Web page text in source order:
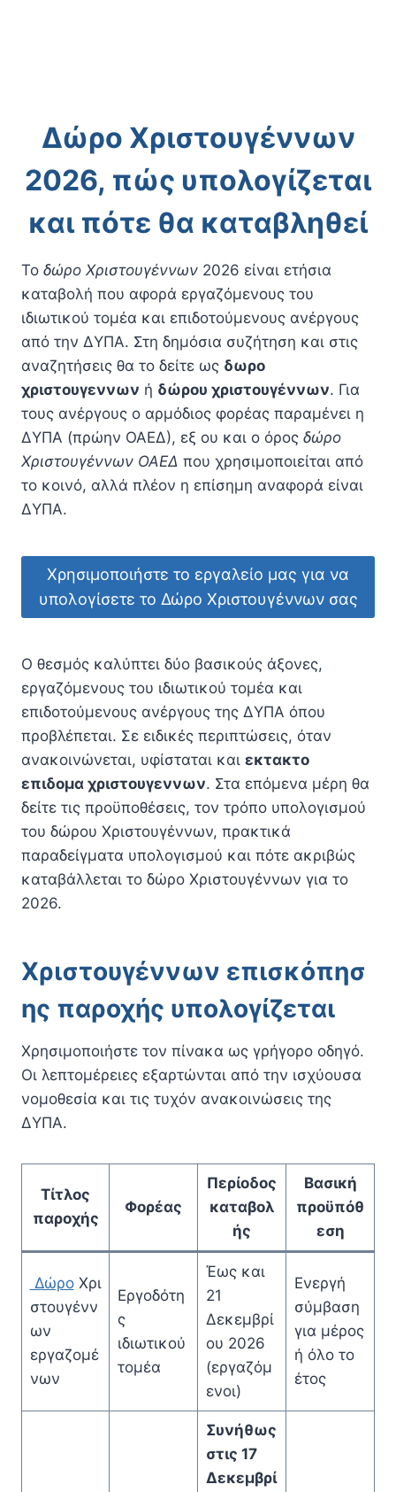
Δώρο Χριστουγέννων
2026, πώς υπολογίζεται
και πότε θα καταβληθεί
Το δώρο Χριστουγέννων 2026 είναι ετήσια
καταβολή που αφορά εργαζόμενους του
ιδιωτικού τομέα και επιδοτούμενους ανέργους
από την ΔΥΠΑ. Στη δημόσια συζήτηση και στις
αναζητήσεις θα το δείτε ως δωρο
χριστουγεννων ή δώρου χριστουγέννων. Για
τους ανέργους ο αρμόδιος φορέας παραμένει η
ΔΥΠΑ (πρώην ΟΑΕΔ), εξ ου και ο όρος δώρο
Χριστουγέννων ΟΑΕΔ που χρησιμοποιείται από
το κοινό, αλλά πλέον η επίσημη αναφορά είναι
ΔΥΠΑ.
Χρησιμοποιήστε το εργαλείο μας για να
υπολογίσετε το Δώρο Χριστουγέννων σας
Ο θεσμός καλύπτει δύο βασικούς άξονες,
εργαζόμενους του ιδιωτικού τομέα και
επιδοτούμενους ανέργους της ΔΥΠΑ όπου
προβλέπεται. Σε ειδικές περιπτώσεις, όταν
ανακοινώνεται, υφίσταται και εκτακτο
επιδομα χριστουγεννων. Στα επόμενα μέρη θα
δείτε τις προϋποθέσεις, τον τρόπο υπολογισμού
του δώρου Χριστουγέννων, πρακτικά
παραδείγματα υπολογισμού και πότε ακριβώς
καταβάλλεται το δώρο Χριστουγέννων για το
2026.
Χριστουγέννων επισκόπησ
ης παροχής υπολογίζεται
Χρησιμοποιήστε τον πίνακα ως γρήγορο οδηγό.
Οι λεπτομέρειες εξαρτώνται από την ισχύουσα
νομοθεσία και τις τυχόν ανακοινώσεις της
ΔΥΠΑ.
Τίτλος
παροχής
Φορέας
Περίοδος
καταβολ
ής
Βασική
προϋπόθ
εση
ΔώροΧρι
στουγένν
ων
εργαζομέ
νων
Εργοδότη
ς
ιδιωτικού
τομέα
Έως και
21
Δεκεμβρί
ου 2026
(εργαζόμ
ενοι)
Ενεργή
σύμβαση
για μέρος
ή όλο το
έτος
Συνήθως
στις 17
Δεκεμβρί